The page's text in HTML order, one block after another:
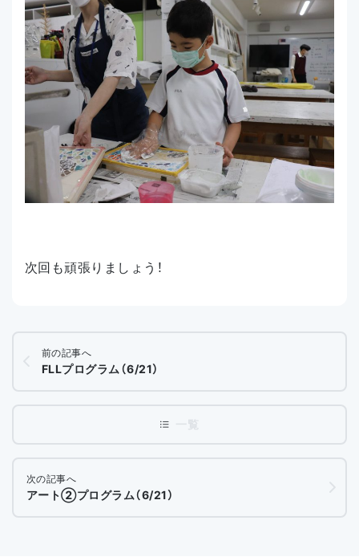
次回も頑張りましょう！
前の記事へ
FLLプログラム（6/21）
次の記事へ
アート②プログラム（6/21）